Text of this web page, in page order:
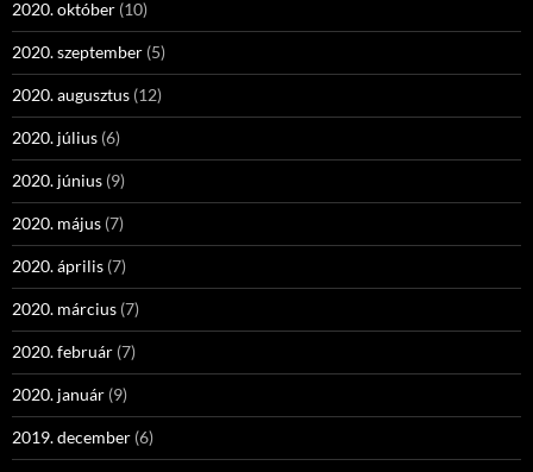
2020. október (10)
2020. szeptember (5)
2020. augusztus (12)
2020. július (6)
2020. június (9)
2020. május (7)
2020. április (7)
2020. március (7)
2020. február (7)
2020. január (9)
2019. december (6)